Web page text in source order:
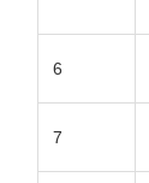
6
7